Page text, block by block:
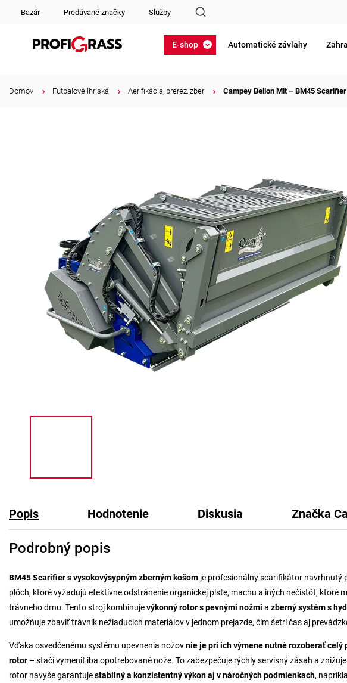
Bazár Predávané značky Služby
E-shop Automatické závlahy
Domov Futbalové ihriská Aerifikácia, prerez, zber Campey Bellon Mit – BM45 Scarifier
Popis Hodnotenie Diskusia Značka
Podrobný popis
BM45 Scarifier s vysokovýsypným zberným košom je profesionálny scarifikátor navrhnutý
plôch, ktoré vyžadujú efektívne odstránenie organickej plsťe, machu a iných nečistôt, ktoré
trávneho drnu. Tento stroj kombinujevýkonný rotor s pevnými nožmi a zberný systém s
umožňuje zbaviť trávnik nežiaducich materiálov v jednom prejazde, čím šetrí čas aj
Vďaka osvedčenému systému upevnenia nožovnie je pri ich výmene nutné rozoberať celý
rotor – stačí vymeniť iba opotrebované nože. To zabezpečuje rýchly servisný zásah a
rotor navyše garantujestabilný a konzistentný výkon aj v náročných podmienkach,